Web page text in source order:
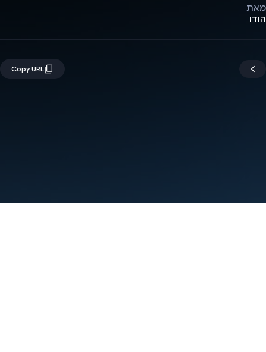
מאת
הודו